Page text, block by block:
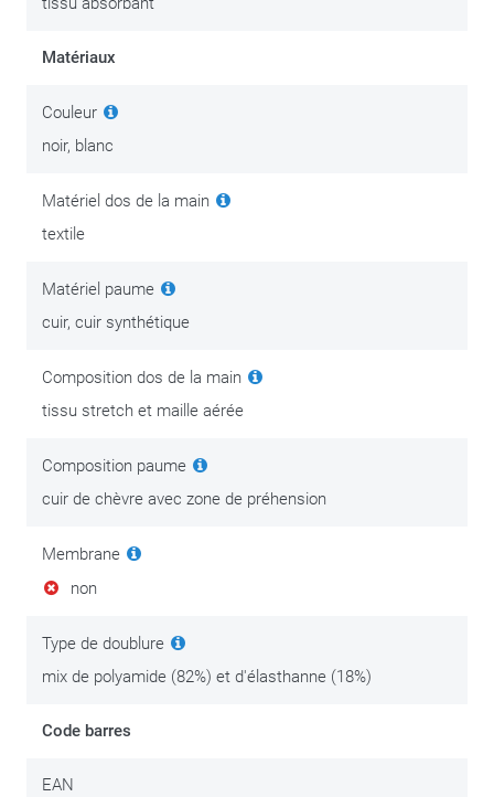
Matériaux
Couleur
noir, blanc
Matériel dos de la main
textile
Matériel paume
cuir, cuir synthétique
Composition dos de la main
tissu stretch et maille aérée
Composition paume
cuir de chèvre avec zone de préhension
Membrane
non
Type de doublure
mix de polyamide (82%) et d'élasthanne (18%)
Code barres
EAN